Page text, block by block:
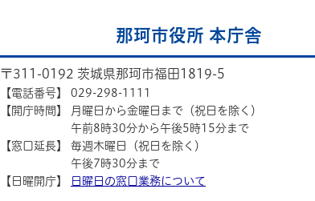
那珂市役所 本庁舎
〒311-0192 茨城県那珂市福田1819-5
【電話番号】
029-298-1111
【開庁時間】
月曜日から金曜日まで（祝日を除く）
午前8時30分から午後5時15分まで
【窓口延長】
毎週木曜日（祝日を除く）
午後7時30分まで
【日曜開庁】
日曜日の窓口業務について